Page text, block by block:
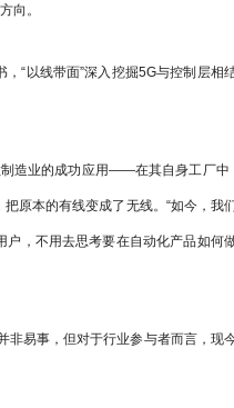
向。
“以线带面”深入挖掘5G与控制层相
制造业的成功应用——在其自身工厂中
原本的有线变成了无线。“如今，我
户，不用去思考要在自动化产品如何
非易事，但对于行业参与者而言，现